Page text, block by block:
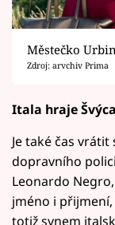
Městečko
Zdroj: arvchiv Prima
Itala hraje
Je také čas
dopravního
Leonardo
jméno i
totiž synem